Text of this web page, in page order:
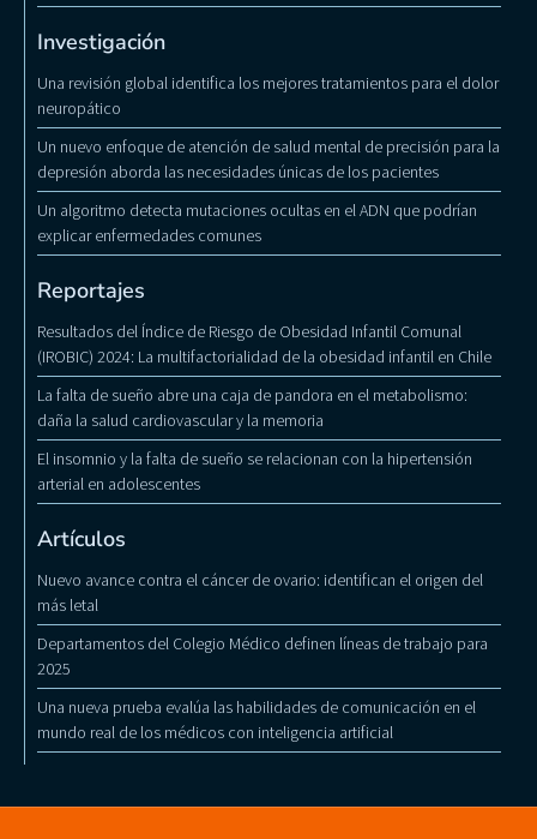
Investigación
Una revisión global identifica los mejores tratamientos para el dolor
neuropático
Un nuevo enfoque de atención de salud mental de precisión para la
depresión aborda las necesidades únicas de los pacientes
Un algoritmo detecta mutaciones ocultas en el ADN que podrían
explicar enfermedades comunes
Reportajes
Resultados del Índice de Riesgo de Obesidad Infantil Comunal
(IROBIC) 2024: La multifactorialidad de la obesidad infantil en Chile
La falta de sueño abre una caja de pandora en el metabolismo:
daña la salud cardiovascular y la memoria
El insomnio y la falta de sueño se relacionan con la hipertensión
arterial en adolescentes
Artículos
Nuevo avance contra el cáncer de ovario: identifican el origen del
más letal
Departamentos del Colegio Médico definen líneas de trabajo para
2025
Una nueva prueba evalúa las habilidades de comunicación en el
mundo real de los médicos con inteligencia artificial